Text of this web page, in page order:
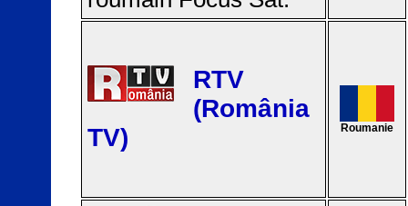
RTV
(România
TV)
Roumanie